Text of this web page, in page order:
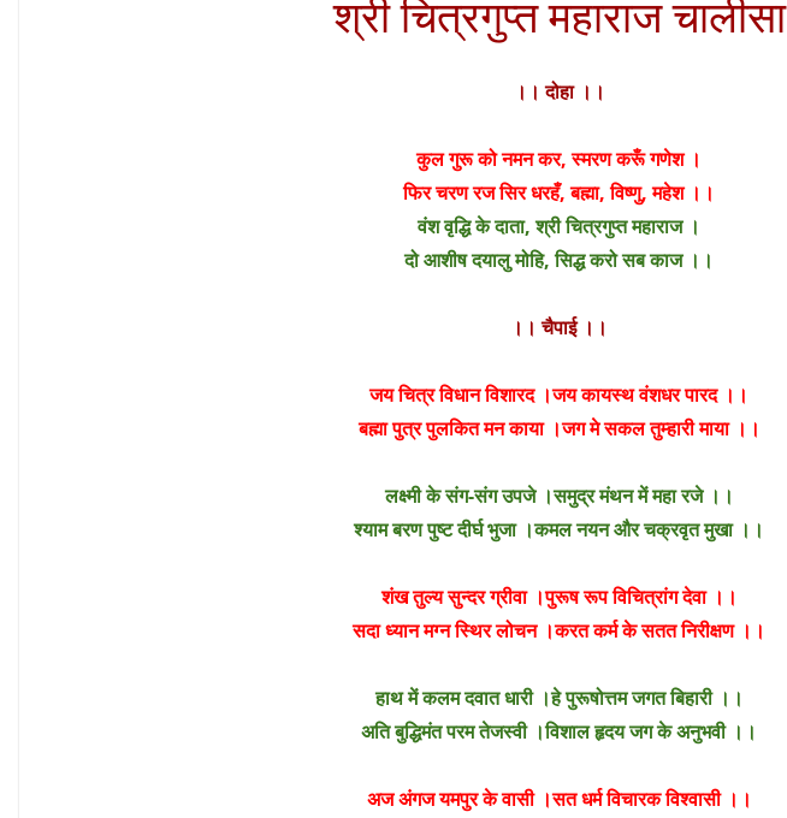
श्री चित्रगुप्तमहाराजचालीसा
।।दोहा ।।
कुल गुरू को नमन कर, स्मरण करूँ गणेश ।
फिर चरण रज सिर धरहँ, बह्मा, विष्णु, महेश ।।
वंश वृद्धि के दाता, श्री चित्रगुप्त महाराज ।
दो आशीष दयालु मोहि, सिद्ध करो सब काज ।।
।।चैपाई ।।
जय चित्र विधान विशारद ।जय कायस्थ वंशधर पारद ।।
बह्मा पुत्र पुलकित मन काया ।जग मे सकल तुम्हारी माया ।।
लक्ष्मी के संग-संग उपजे ।समुद्र मंथन में महा रजे ।।
श्याम बरण पुष्ट दीर्घ भुजा ।कमल नयन और चक्रवृत मुखा ।।
शंख तुल्य सुन्दर ग्रीवा ।पुरूष रूप विचित्रांग देवा ।।
सदा ध्यान मग्न स्थिर लोचन ।करत कर्म के सतत निरीक्षण ।।
हाथ में कलम दवात धारी ।हे पुरूषोत्तम जगत बिहारी ।।
अति बुद्धिमंत परम तेजस्वी ।विशाल हृदय जग के अनुभवी ।।
अज अंगज यमपुर के वासी ।सत धर्म विचारक विश्वासी ।।